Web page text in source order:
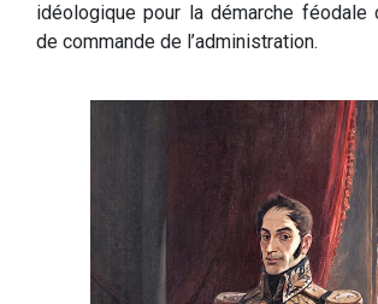
idéologique pour la démarche
de commande de l’administration.